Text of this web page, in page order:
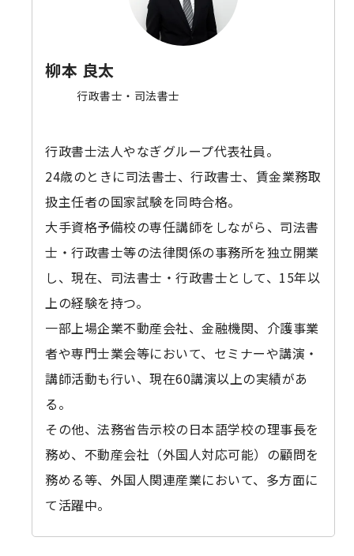
柳本 良太
行政書士・司法書士
行政書士法人やなぎグループ代表社員。
24歳のときに司法書士、行政書士、賃金業務取
扱主任者の国家試験を同時合格。
大手資格予備校の専任講師をしながら、司法書
士・行政書士等の法律関係の事務所を独立開業
し、現在、司法書士・行政書士として、15年以
上の経験を持つ。
一部上場企業不動産会社、金融機関、介護事業
者や専門士業会等において、セミナーや講演・
講師活動も行い、現在60講演以上の実績があ
る。
その他、法務省告示校の日本語学校の理事長を
務め、不動産会社（外国人対応可能）の顧問を
務める等、外国人関連産業において、多方面に
て活躍中。